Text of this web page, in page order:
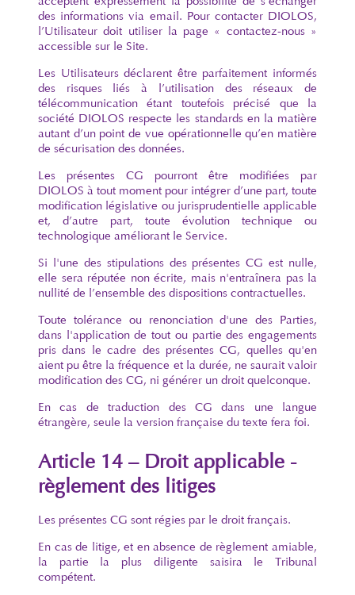
des informations via email. Pour contacter DIOLOS,
l’Utilisateur doit utiliser la page « contactez-nous »
accessible sur le Site.
Les Utilisateurs déclarent être parfaitement informés
des risques liés à l’utilisation des réseaux de
télécommunication étant toutefois précisé que la
société DIOLOS respecte les standards en la matière
autant d’un point de vue opérationnelle qu’en matière
de sécurisation des données.
Les présentes CG pourront être modifiées par
DIOLOS à tout moment pour intégrer d’une part, toute
modification législative ou jurisprudentielle applicable
et, d’autre part, toute évolution technique ou
technologique améliorant le Service.
Si l'une des stipulations des présentes CG est nulle,
elle sera réputée non écrite, mais n'entraînera pas la
nullité de l’ensemble des dispositions contractuelles.
Toute tolérance ou renonciation d'une des Parties,
dans l'application de tout ou partie des engagements
pris dans le cadre des présentes CG, quelles qu'en
aient pu être la fréquence et la durée, ne saurait valoir
modification des CG, ni générer un droit quelconque.
En cas de traduction des CG dans une langue
étrangère, seule la version française du texte fera foi.
Article 14 – Droit applicable -
règlement des litiges
Les présentes CG sont régies par le droit français.
En cas de litige, et en absence de règlement amiable,
la partie la plus diligente saisira le Tribunal
compétent.